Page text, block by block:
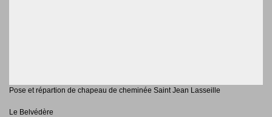
Pose et répartion de chapeau de cheminée Saint Jean Lasseille
Le Belvédère